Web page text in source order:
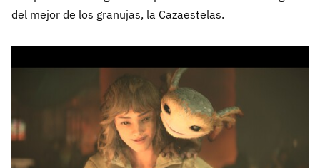
del mejor de los granujas, la Cazaestelas.